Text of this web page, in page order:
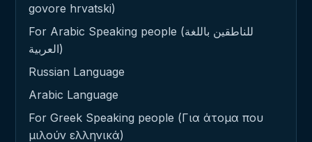
govore hrvatski)
For Arabic Speaking people (للناطقين باللغة
العربية)
Russian Language
Arabic Language
For Greek Speaking people (Για άτομα που
μιλούν ελληνικά)